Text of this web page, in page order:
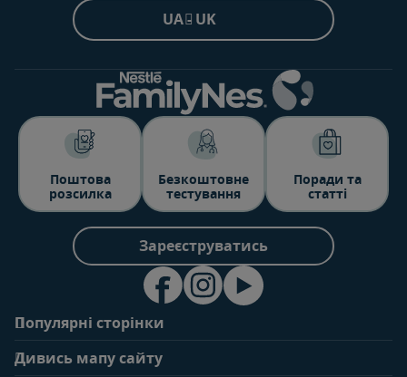
UA - UK
Поштова
розсилка
Безкоштовне
тестування
Поради та
статті
Зареєструватись
Популярні сторінки
Поширені запитання
Дивись мапу сайту